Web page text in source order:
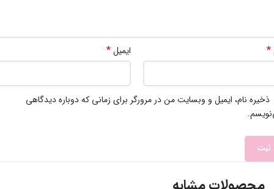
* ایمیل*
ذخیره نام، ایمیل و وبسایت من در مرورگر برای زمانی که دوباره دیدگاهی